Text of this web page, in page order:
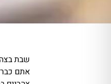
שבת
אתם כבר